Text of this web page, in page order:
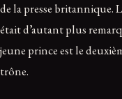
de la presse britannique.
était d’autant plus
jeune prince est le
trône.